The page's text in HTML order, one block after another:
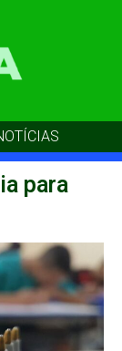
para